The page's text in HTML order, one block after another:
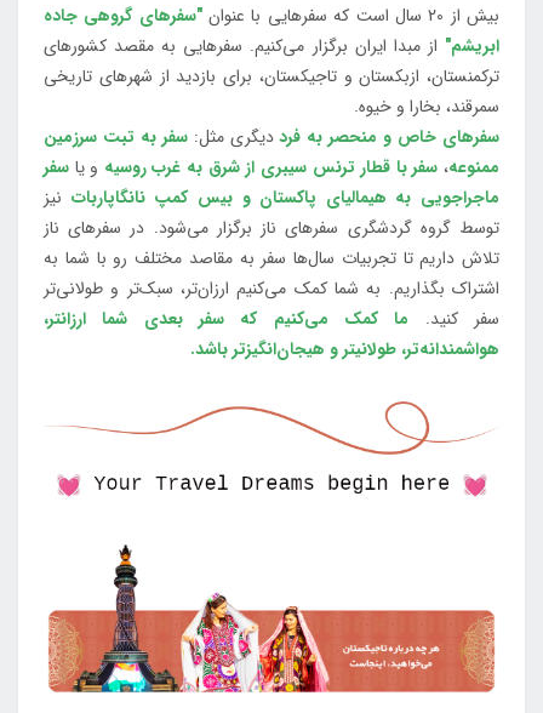
بیش از 20 سال است که سفرهایی با عنوان
"سفرهای گروهی جاده
ابریشم" از مبدا ایران برگزار می‌کنیم. سفرهایی به مقصد کشورهای
ترکمنستان، ازبکستان و تاجیکستان، برای بازدید از شهرهای تاریخی
سمرقند، بخارا و خیوه.
سفرهای خاص و منحصر به فرددیگری مثل:سفر به تبت سرزمین
ممنوعه، سفر با قطار ترنس سیبری از شرق به غرب روسیه و یا سفر
ماجراجویی به هیمالیای پاکستان و بیس کمپ نانگاپاربات نیز
توسط گروه گردشگری سفرهای ناز برگزار می‌شود. در سفرهای ناز
تلاش داریم تا تجربیات سال‌ها سفر به مقاصد مختلف رو با شما به
اشتراک بگذاریم. به شما کمک می‌کنیم ارزان‌تر، سبک‌تر و طولانی‌تر
سفر کنید. ما کمک می‌کنیم که سفر بعدی شما ارزانتر،
هواشمندانه‌تر، طولانی‎تر و هیجان‌انگیزتر باشد.